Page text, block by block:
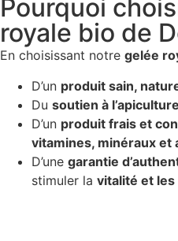
Pourquoi
royale bio de
En choisissant notre gelée
D’un produit sain,
Du soutien à
D’un produit frais et
vitamines, minéraux et
D’une garantie
stimuler la vitalité et